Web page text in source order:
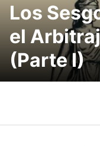
Los
el
(Parte I)